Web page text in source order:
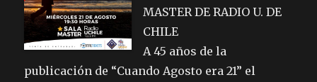
MASTER DE RADIO U. DE
CHILE
A 45 años de la
publicación de “Cuando Agosto era 21” el